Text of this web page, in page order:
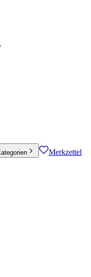
Merkzettel